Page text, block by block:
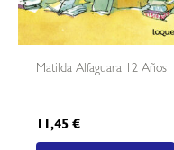
Matilda Alfaguara 12 Años
11,45€